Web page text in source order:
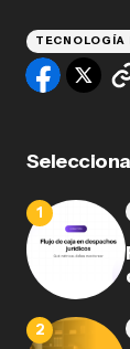
TECNOLOGÍA